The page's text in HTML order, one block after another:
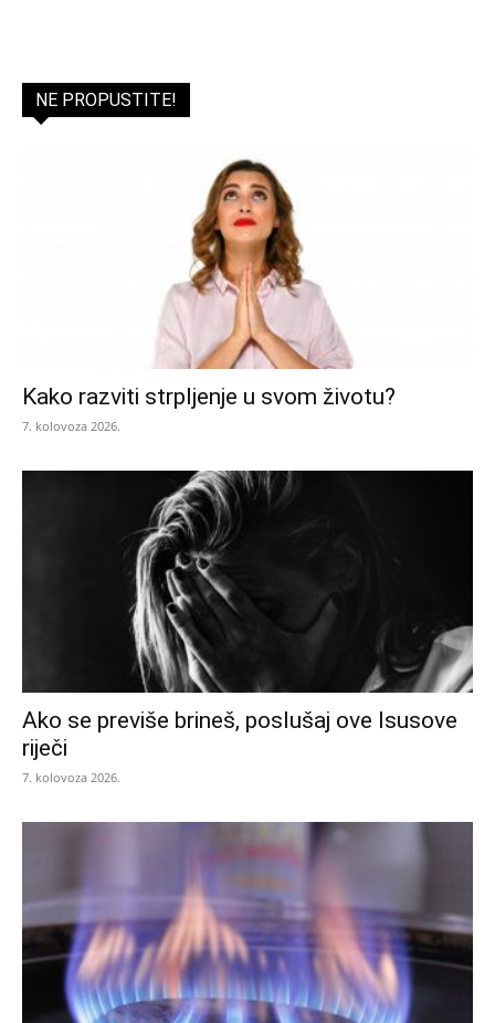
NE PROPUSTITE!
Kako razviti strpljenje u svom životu?
7. kolovoza 2026.
Ako se previše brineš, poslušaj ove Isusove
riječi
7. kolovoza 2026.